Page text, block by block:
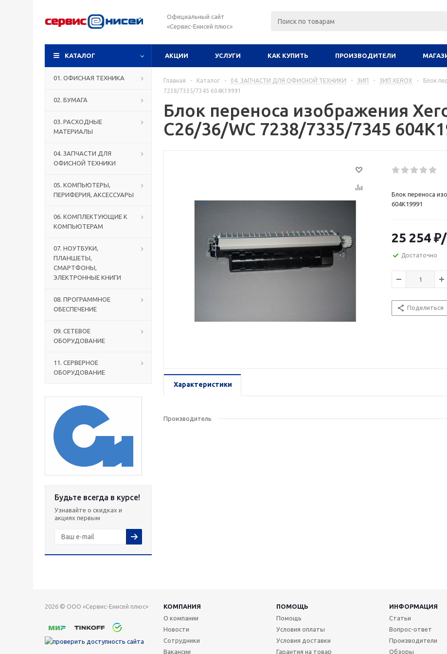
Официальный сайт
«Сервис-Енисей плюс»
КАТАЛОГ АКЦИИ УСЛУГИ КАК КУПИТЬ ПРОИЗВОДИТЕЛИ
01. ОФИСНАЯ ТЕХНИКА
02. БУМАГА
03. РАСХОДНЫЕ
МАТЕРИАЛЫ
04. ЗАПЧАСТИ ДЛЯ
ОФИСНОЙ ТЕХНИКИ
05. КОМПЬЮТЕРЫ,
ПЕРИФЕРИЯ, АКСЕССУАРЫ
06. КОМПЛЕКТУЮЩИЕ К
КОМПЬЮТЕРАМ
07. НОУТБУКИ,
ПЛАНШЕТЫ,
СМАРТФОНЫ,
ЭЛЕКТРОННЫЕ КНИГИ
08. ПРОГРАММНОЕ
ОБЕСПЕЧЕНИЕ
09. СЕТЕВОЕ
ОБОРУДОВАНИЕ
11. СЕРВЕРНОЕ
ОБОРУДОВАНИЕ
Будьте всегда в курсе!
Узнавайте о скидках и
акциях первым
Главная - Каталог - 04. ЗАПЧАСТИ ДЛЯ ОФИСНОЙ ТЕХНИКИ - ЗИП - ЗИП XEROX -
Блок
7238/7335/7345 604K19991
Блок переноса изображения
C26/36/WC 7238/7335/7345
Блок переноса
604K19991
25 254 ₽
Достаточно
Поделиться
Характеристики
Производитель
2026 © ООО «Сервис-Енисей плюс» КОМПАНИЯ ПОМОЩЬ
ИНФОРМАЦИЯ
О компании
Новости
Сотрудники
Вакансии
Помощь
Условия оплаты
Условия доставки
Гарантия на товар
Статьи
Вопрос-ответ
Производители
Обзоры